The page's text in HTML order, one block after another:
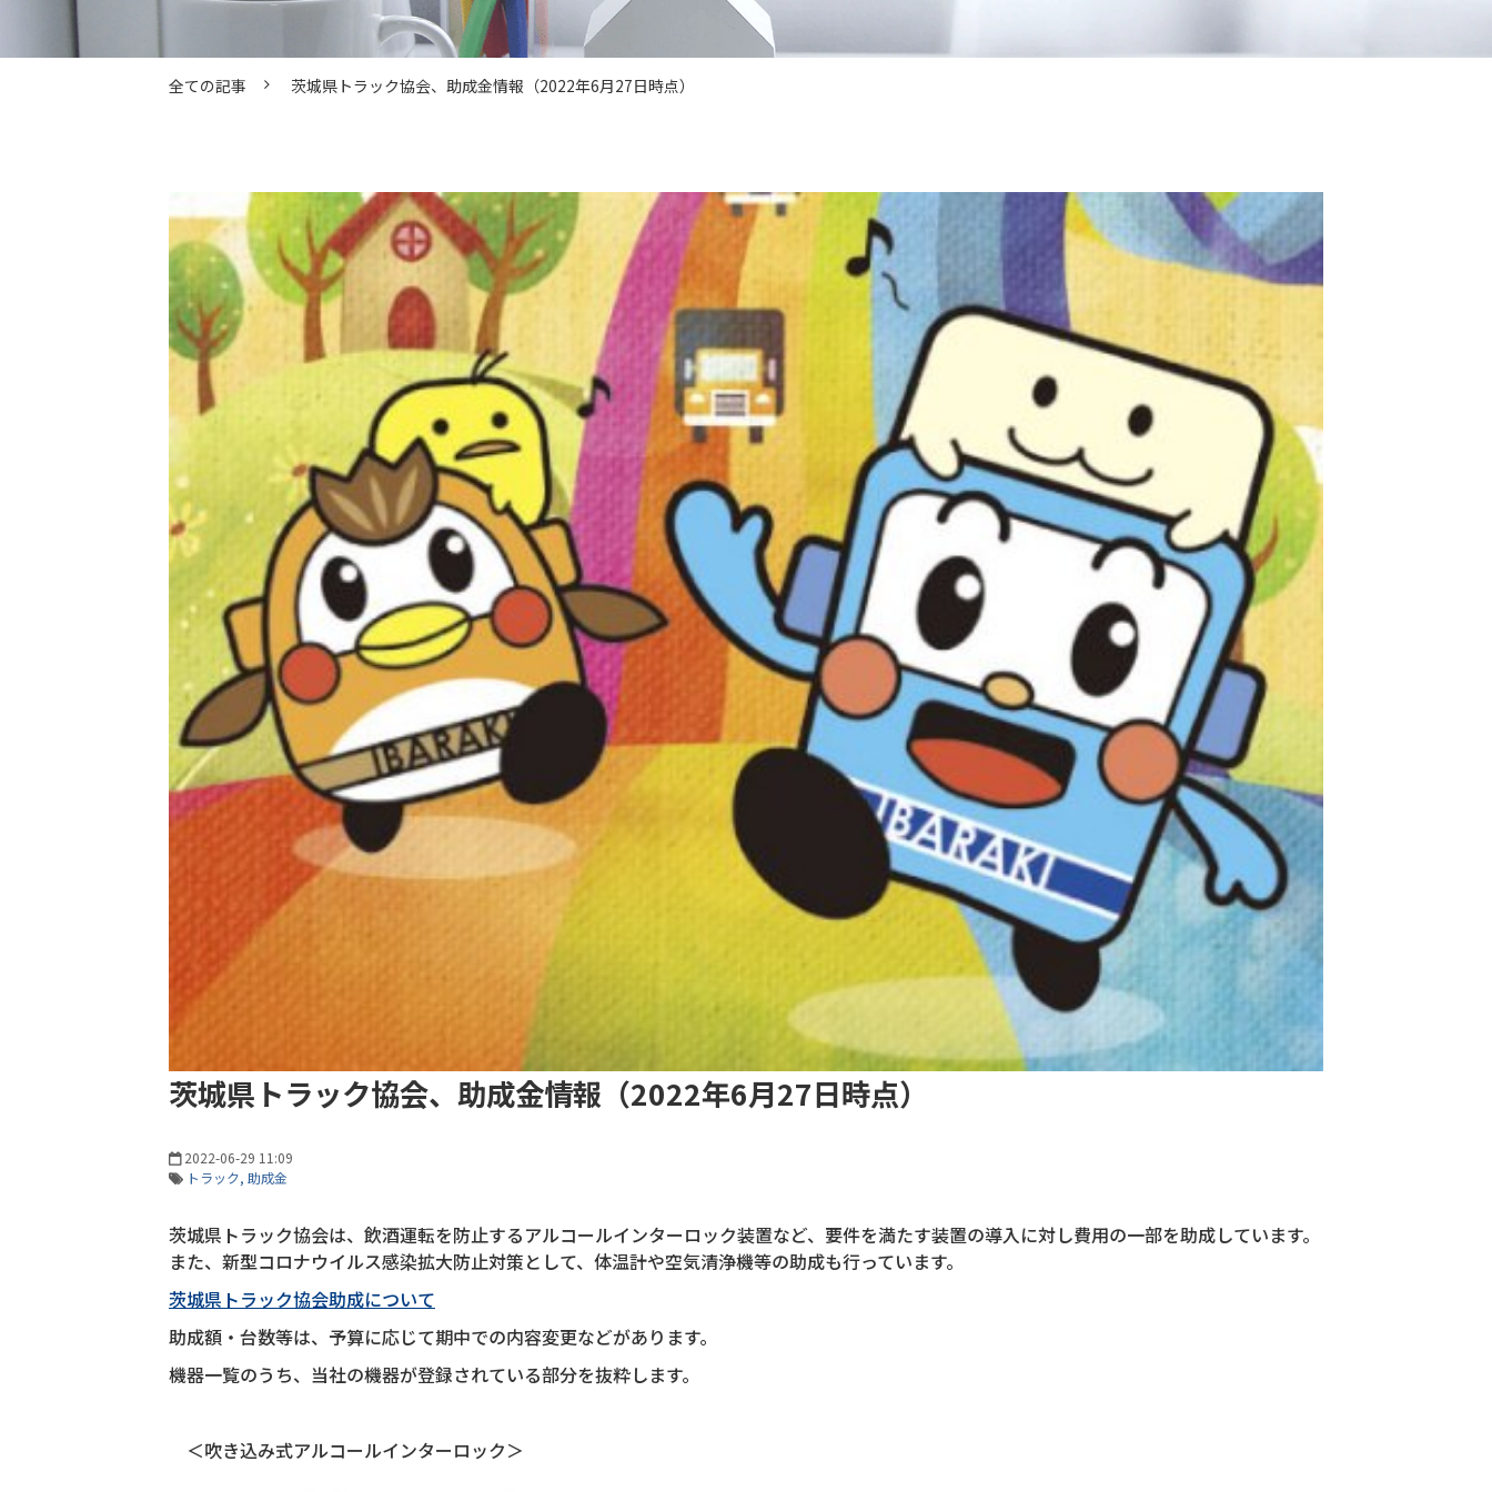
全ての記事 茨城県トラック協会、助成金情報（2022年6月27日時点）
茨城県トラック協会、助成金情報（2022年6月27日時点）
2022-06-29 11:09
トラック 助成金
茨城県トラック協会は、飲酒運転を防止するアルコールインターロック装置など、要件を満たす装置の導入に対し費用の一部を助成しています。
また、新型コロナウイルス感染拡大防止対策として、体温計や空気清浄機等の助成も行っています。
茨城県トラック協会助成について
助成額・台数等は、予算に応じて期中での内容変更などがあります。
機器一覧のうち、当社の機器が登録されている部分を抜粋します。
＜吹き込み式アルコールインターロック＞